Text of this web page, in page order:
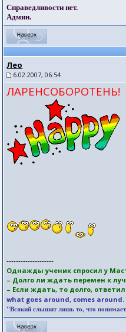
Справедливости нет.
Админ.
Лео
6.02.2007, 06:54
ЛАРЕНСОБОРОТЕНЬ!
--------------------
Однажды ученик спросил у
– Долго ли ждать перемен к
– Если ждать, то долго,
what goes around, comes around.
"Всякий слышит лишь то, что